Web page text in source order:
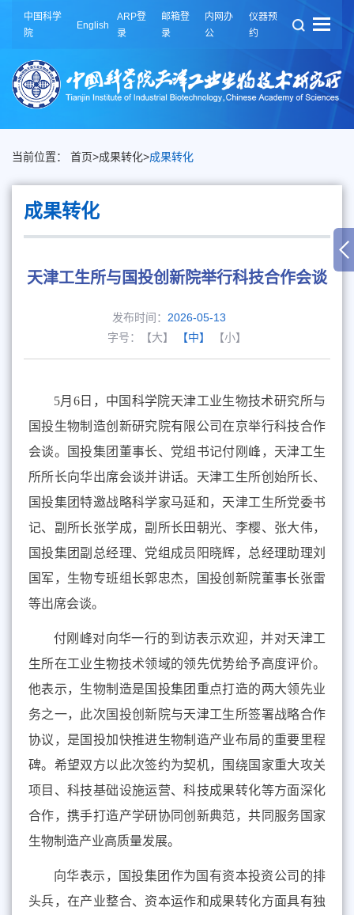
中国科学
院
English
ARP登
录
邮箱登
录
内网办
公
仪器预
约
当前位置： 首页>成果转化>成果转化
成果转化
天津工生所与国投创新院举行科技合作会谈
发布时间： 2026-05-13
字号：
【大】 【中】 【小】
5月 6日，中国科学院天津工业生物技术研究所与
国投生物制造创新研究院有限公司在京举行科技合作
会谈。国投集团董事长、党组书记付刚峰 ，天津工生
所所长向华出席会谈并讲话。 天津工生所创始所长、
国投集团特邀战略科学家马延和，天津工生所党委书
记、副所长张学成，副所长田朝光、李樱、张大伟，
国投集团副总经理、党组成员阳晓辉，总经理助理刘
国军，生物专班组长郭忠杰，国投创新院董事长张雷
等出席会谈。
付刚峰对向华一行的到访表示欢迎，并对天津工
生所在工业生物技术领域的领先优势给予高度评价。
他表示，生物制造是国投集团重点打造的两大领先业
务之一，此次国投创新院与天津工生所签署战略合作
协议，是国投加快推进生物制造产业布局的重要里程
碑。希望双方以此次签约为契机，围绕国家重大攻关
项目、科技基础设施运营、科技成果转化等方面深化
合作，携手打造产学研协同创新典范，共同服务国家
生物制造产业高质量发展。
向华表示，国投集团作为国有资本投资公司的排
头兵，在产业整合、资本运作和成果转化方面具有独